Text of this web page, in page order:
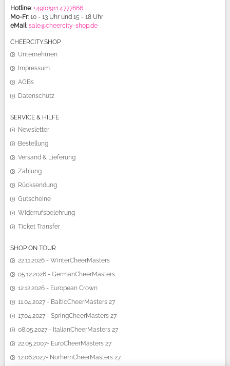
Hotline: +49(0)911.4777666
Mo-Fr: 10 - 13 Uhr und 15 - 18 Uhr
eMail: sale@cheercity-shop.de
CHEERCITY.SHOP
Unternehmen
Impressum
AGBs
Datenschutz
SERVICE & HILFE
Newsletter
Bestellung
Versand & Lieferung
Zahlung
Rücksendung
Gutscheine
Widerrufsbelehrung
Ticket Transfer
SHOP ON TOUR
22.11.2026 - WinterCheerMasters
05.12.2026 - GermanCheerMasters
12.12.2026 - European Crown
11.04.2027 - BalticCheerMasters 27
17.04.2027 - SpringCheerMasters 27
08.05.2027 - ItalianCheerMasters 27
22.05.2007- EuroCheerMasters 27
12.06.2027- NorhernCheerMasters 27